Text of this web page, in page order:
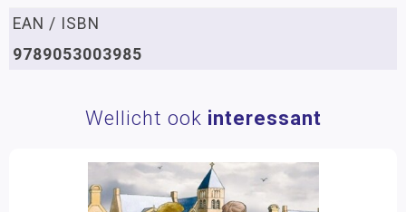
EAN / ISBN
9789053003985
Wellicht ook interessant